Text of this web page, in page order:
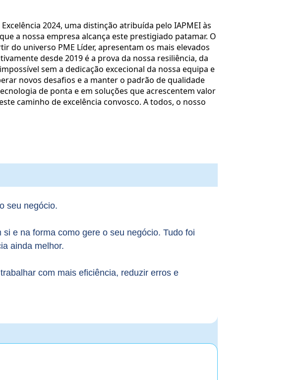
2024, uma distinção atribuída pelo IAPMEI às
a nossa empresa alcança este prestigiado patamar. O
do universo PME Líder, apresentam os mais elevados
desde 2019 é a prova da nossa resiliência, da
sem a dedicação excecional da nossa equipa e
novos desafios e a manter o padrão de qualidade
de ponta e em soluções que acrescentem valor
caminho de excelência convosco. A todos, o nosso
seu negócio.
e na forma como gere o seu negócio. Tudo foi
ainda melhor.
com mais eficiência, reduzir erros e